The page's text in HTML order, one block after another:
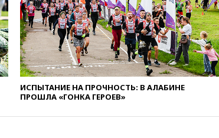
вчера, 19:58В Госдуму будет
внесен законопроект об
отмене ЕГЭ
вчера, 19:50Аэропорты Сочи и
Ярославля приостановили
работу
вчера, 19:35WP: Трамп
призвал доноров-
ИСПЫТАНИЕ НА ПРОЧНОСТЬ: В АЛАБИНЕ
ПРОШЛА «ГОНКА ГЕРОЕВ»